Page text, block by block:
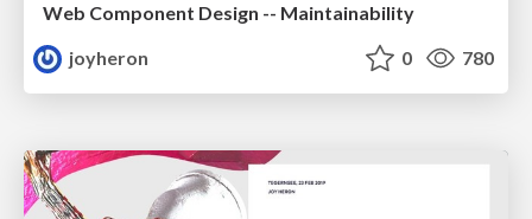
Web Component Design -- Maintainability
joyheron
0 780